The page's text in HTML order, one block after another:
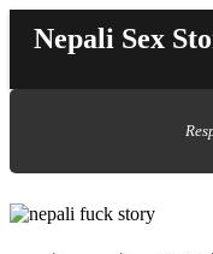
Nepali Sex